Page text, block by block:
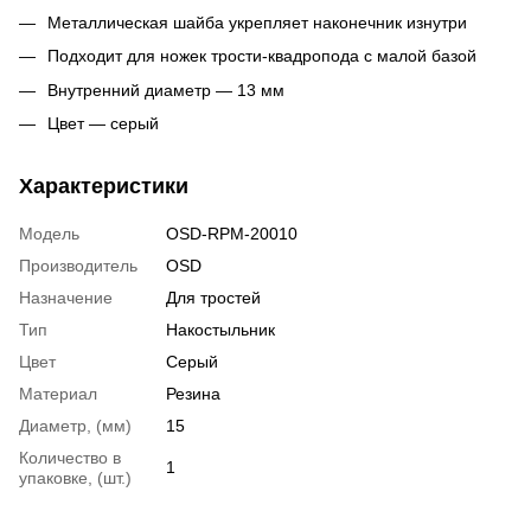
Металлическая шайба укрепляет наконечник изнутри
Подходит для ножек трости-квадропода с малой базой
Внутренний диаметр — 13 мм
Цвет — серый
Характеристики
Модель
OSD-RPM-20010
Производитель
OSD
Назначение
Для тростей
Тип
Накостыльник
Цвет
Серый
Материал
Резина
Диаметр, (мм)
15
Количество в
упаковке, (шт.)
1